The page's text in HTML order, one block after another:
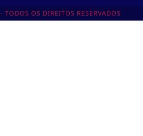
TODOS OS DIREITOS RESERVADOS